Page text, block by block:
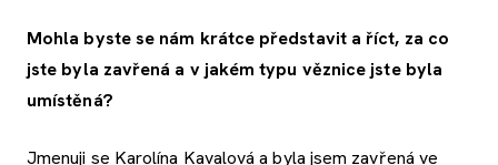
Mohla byste se nám krátce představit a říct, za co
jste byla zavřená a v jakém typu věznice jste byla
umístěná?
Jmenuji se Karolína Kavalová a byla jsem zavřená ve